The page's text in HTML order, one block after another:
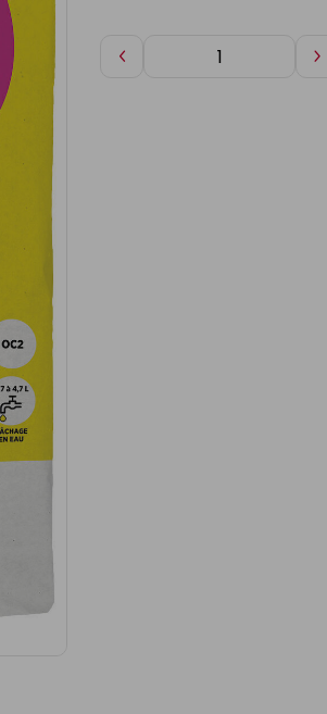
Diminuer